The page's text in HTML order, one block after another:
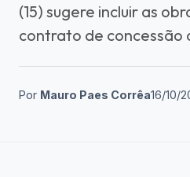
(15) sugere incluir as
contrato de concessão
Por Mauro Paes Corrêa16/10/